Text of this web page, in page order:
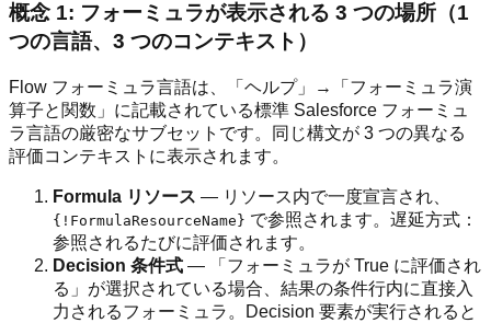
概念 1: フォーミュラが表示される 3 つの場所（1
つの言語、3 つのコンテキスト）
Flow フォーミュラ言語は、「ヘルプ」→「フォーミュラ演
算子と関数」に記載されている標準 Salesforce フォーミュ
ラ言語の厳密なサブセットです。同じ構文が 3 つの異なる
評価コンテキストに表示されます。
Formula リソース — リソース内で一度宣言され、
{!FormulaResourceName} で参照されます。遅延方式：
参照されるたびに評価されます。
Decision 条件式 — 「フォーミュラが True に評価され
る」が選択されている場合、結果の条件行内に直接入
力されるフォーミュラ。Decision 要素が実行されると